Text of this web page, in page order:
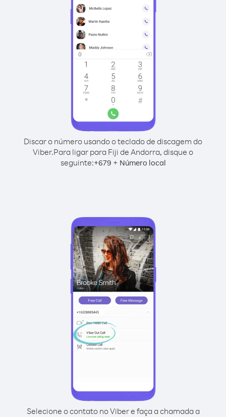
Discar o número usando o teclado de discagem do
Viber.Para ligar para Fiji de Andorra, disque o
seguinte:+679 + Número local
Selecione o contato no Viber e faça a chamada a